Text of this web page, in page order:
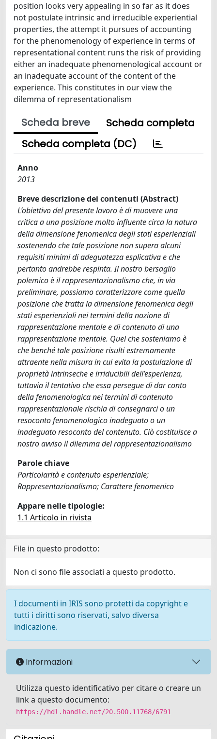
position looks very appealing in so far as it does
not postulate intrinsic and irreducible experiential
properties, the attempt it pursues of accounting
for the phenomenology of experience in terms of
representational content runs the risk of providing
either an inadequate phenomenological account or
an inadequate account of the content of the
experience. This constitutes in our view the
dilemma of representationalism
Scheda breve
Scheda completa
Scheda completa (DC)
Anno
2013
Breve descrizione dei contenuti (Abstract)
L’obiettivo del presente lavoro è di muovere una
critica a una posizione molto influente circa la natura
della dimensione fenomenica degli stati esperienziali
sostenendo che tale posizione non supera alcuni
requisiti minimi di adeguatezza esplicativa e che
pertanto andrebbe respinta. Il nostro bersaglio
polemico è il rappresentazionalismo che, in via
preliminare, possiamo caratterizzare come quella
posizione che tratta la dimensione fenomenica degli
stati esperienziali nei termini della nozione di
rappresentazione mentale e di contenuto di una
rappresentazione mentale. Quel che sosteniamo è
che benché tale posizione risulti estremamente
attraente nella misura in cui evita la postulazione di
proprietà intrinseche e irriducibili dell’esperienza,
tuttavia il tentativo che essa persegue di dar conto
della fenomenologica nei termini di contenuto
rappresentazionale rischia di consegnarci o un
resoconto fenomenologico inadeguato o un
inadeguato resoconto del contenuto. Ciò costituisce a
nostro avviso il dilemma del rappresentazionalismo
Parole chiave
Particolarità e contenuto esperienziale;
Rappresentazionalismo; Carattere fenomenico
Appare nelle tipologie:
1.1 Articolo in rivista
File in questo prodotto:
Non ci sono file associati a questo prodotto.
I documenti in IRIS sono protetti da copyright e
tutti i diritti sono riservati, salvo diversa
indicazione.
Informazioni
Utilizza questo identificativo per citare o creare un
link a questo documento:
https://hdl.handle.net/20.500.11768/6791